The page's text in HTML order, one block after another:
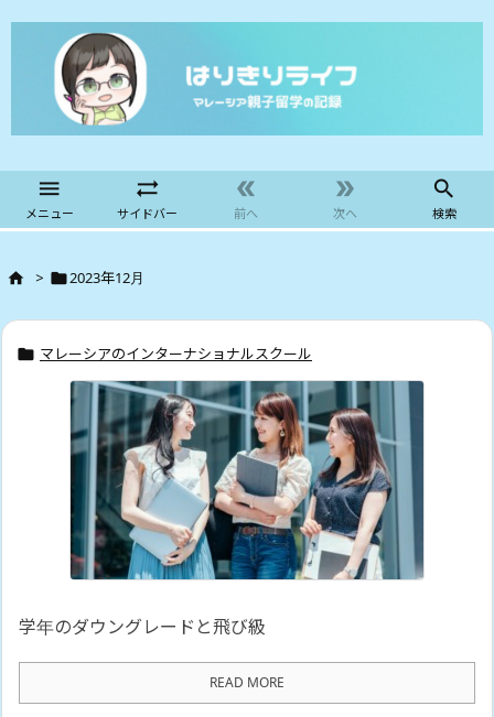

メニュー

サイドバー

前へ

次へ

検索
 > 2023年12月
 マレーシアのインターナショナルスクール
学年のダウングレードと飛び級
READ MORE